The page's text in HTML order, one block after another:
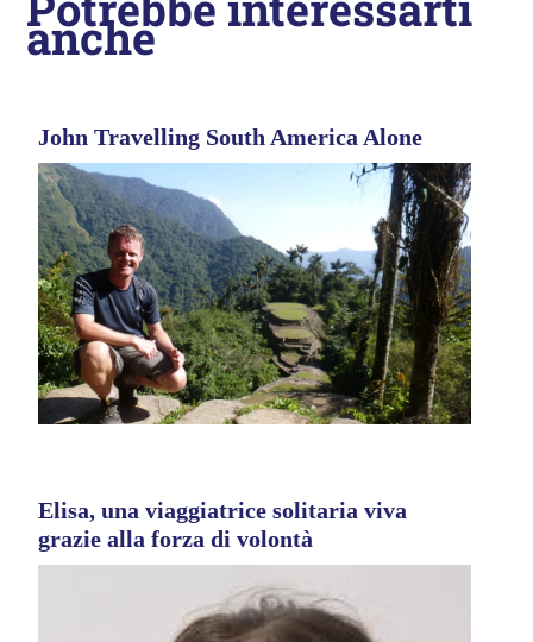
anche
John Travelling South America Alone
Elisa, una viaggiatrice solitaria viva
grazie alla forza di volontà